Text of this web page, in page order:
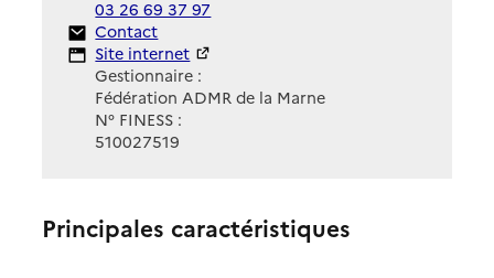
03 26 69 37 97
Contact
Contact
Site Internet
Site internet
Gestionnaire :
Fédération ADMR de la Marne
N° FINESS :
510027519
Principales caractéristiques